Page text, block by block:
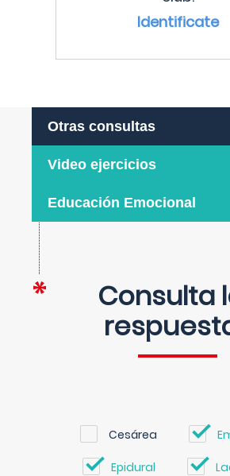
Identificate
Otras consultas
Video ejercicios
Educación Emocional
Consulta
Cesárea
Epidural